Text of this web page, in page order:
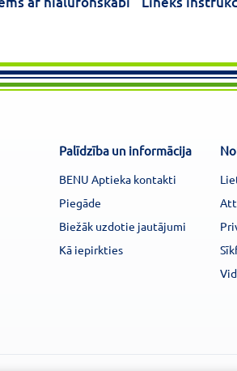
Palīdzība un informācija
BENU Aptieka kontakti
Piegāde
Biežāk uzdotie jautājumi
Kā iepirkties